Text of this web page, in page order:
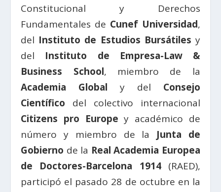
Constitucional y Derechos
Fundamentales de Cunef Universidad,
del Instituto de Estudios Bursátiles y
del Instituto de Empresa-Law &
Business School, miembro de la
Academia Global y del Consejo
Científico del colectivo internacional
Citizens pro Europe y académico de
número y miembro de la Junta de
Gobierno de la Real Academia Europea
de Doctores-Barcelona 1914(RAED),
participó el pasado 28 de octubre en la